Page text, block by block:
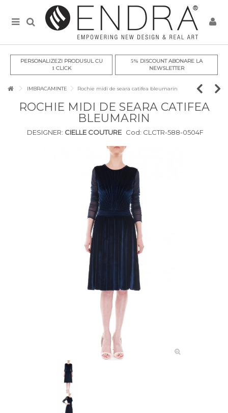
PERSONALIZEZI PRODUSUL CU
1CLICK
5% DISCOUNT ABONARE LA
NEWSLETTER
IMBRACAMINTE Rochie midi de seara catifea bleumarin
ROCHIE MIDI DE SEARA CATIFEA
BLEUMARIN
DESIGNER: CIELLE COUTURE Cod: CLCTR-588-0504F